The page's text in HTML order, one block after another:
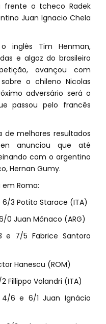
frente o tcheco Radek
Juan Ignacio Chela
inglês Tim Henman,
e algoz do brasileiro
avançou com
o chileno Nicolas
adversário será o
passou pelo francês
melhores resultados
anunciou que até
com o argentino
Hernan Gumy.
Roma:
3 Potito Starace (ITA)
0 Juan Mônaco (ARG)
e 7/5 Fabrice Santoro
Hanescu (ROM)
Fillippo Volandri (ITA)
4/6 e 6/1 Juan Ignácio